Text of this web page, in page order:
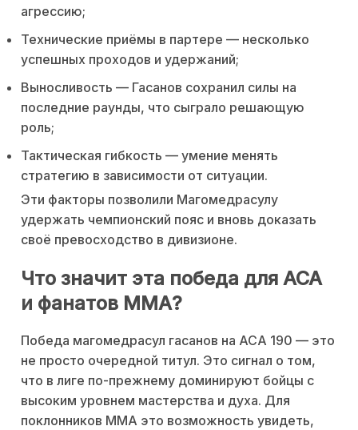
агрессию;
Технические приёмы в партере — несколько
успешных проходов и удержаний;
Выносливость — Гасанов сохранил силы на
последние раунды, что сыграло решающую
роль;
Тактическая гибкость — умение менять
стратегию в зависимости от ситуации.
Эти факторы позволили Магомедрасулу
удержать чемпионский пояс и вновь доказать
своё превосходство в дивизионе.
Что значит эта победа для ACA
и фанатов ММА?
Победа магомедрасул гасанов на ACA 190 — это
не просто очередной титул. Это сигнал о том,
что в лиге по-прежнему доминируют бойцы с
высоким уровнем мастерства и духа. Для
поклонников ММА это возможность увидеть,